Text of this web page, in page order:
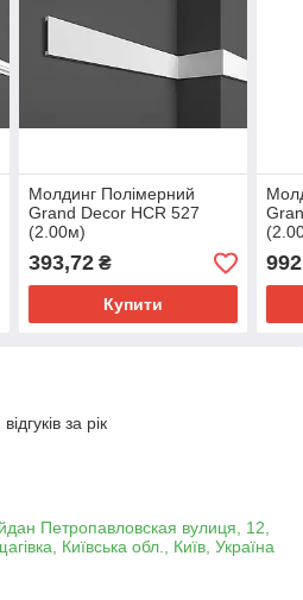
Молдинг Полімерний
Grand Decor HCR 527
(2.00м)
393,72₴
Купити
за рік
Петропавловская вулиця, 12,
Київська обл., Київ, Україна